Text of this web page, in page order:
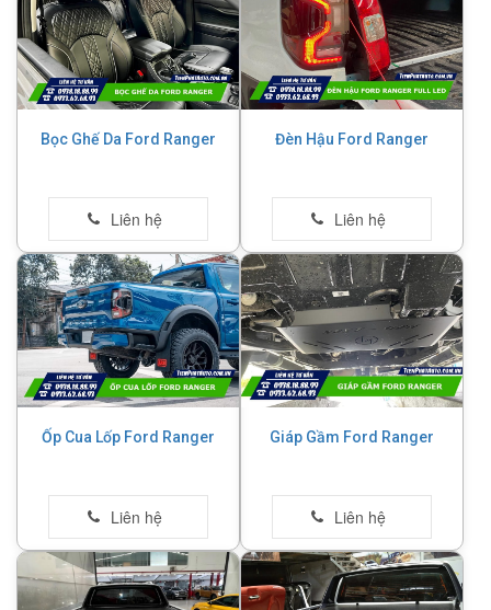
Bọc Ghế Da Ford Ranger Đèn Hậu Ford Ranger
Ốp Cua Lốp Ford Ranger Giáp Gầm Ford Ranger